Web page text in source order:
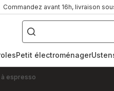
Commandez avant 16h, livraison
Que
recherchez-
vous
Petit électroménager
à espresso